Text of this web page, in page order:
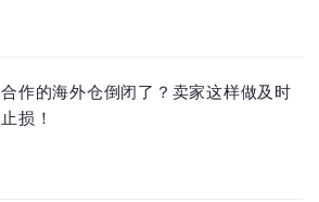
合作的海外仓倒闭了？卖家这样做及时
止损！